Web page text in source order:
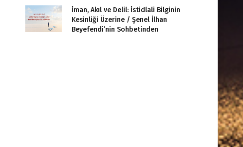
İman, Akıl ve Delil: İstidlali Bilginin
Kesinliği Üzerine / Şenel İlhan
Beyefendi’nin Sohbetinden